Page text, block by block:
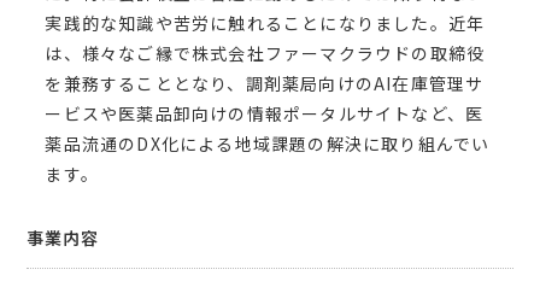
実践的な知識や苦労に触れることになりました。近年
は、様々なご縁で株式会社ファーマクラウドの取締役
を兼務することとなり、調剤薬局向けのAI在庫管理サ
ービスや医薬品卸向けの情報ポータルサイトなど、医
薬品流通のDX化による地域課題の解決に取り組んでい
ます。
事業内容